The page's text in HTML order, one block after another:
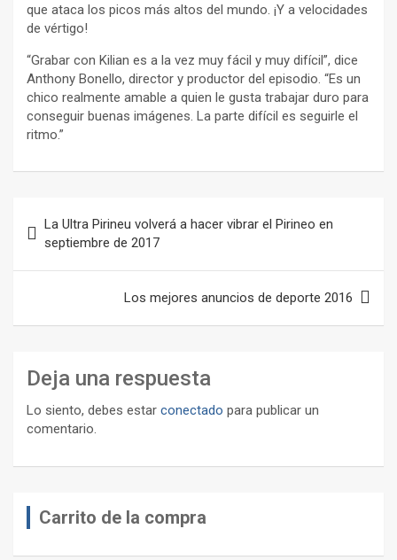
que ataca los picos más altos del mundo. ¡Y a velocidades
de vértigo!
“Grabar con Kilian es a la vez muy fácil y muy difícil”, dice
Anthony Bonello, director y productor del episodio. “Es un
chico realmente amable a quien le gusta trabajar duro para
conseguir buenas imágenes. La parte difícil es seguirle el
ritmo.”
de
entradas
La Ultra Pirineu volverá a hacer vibrar el Pirineo en
septiembre de 2017
Los mejores anuncios de deporte 2016
Deja una respuesta
Lo siento, debes estar conectado para publicar un
comentario.
Carrito de la compra